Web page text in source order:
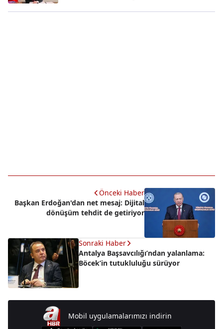
Önceki Haber
Başkan Erdoğan'dan net mesaj: Dijital
dönüşüm tehdit de getiriyor
Sonraki Haber
Antalya Başsavcılığı’ndan yalanlama:
Böcek’in tutukluluğu sürüyor
Mobil uygulamalarımızı indirin